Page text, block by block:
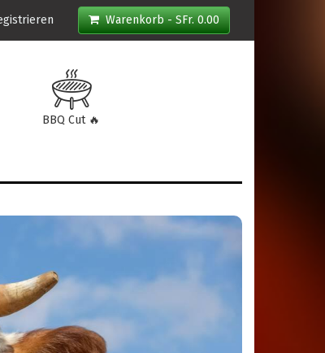
Warenkorb - SFr. 0.00
BBQ Cut 🔥